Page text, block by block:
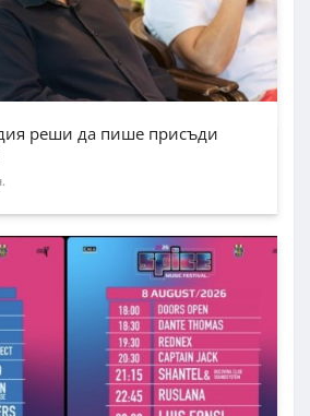
реши да пише присъди